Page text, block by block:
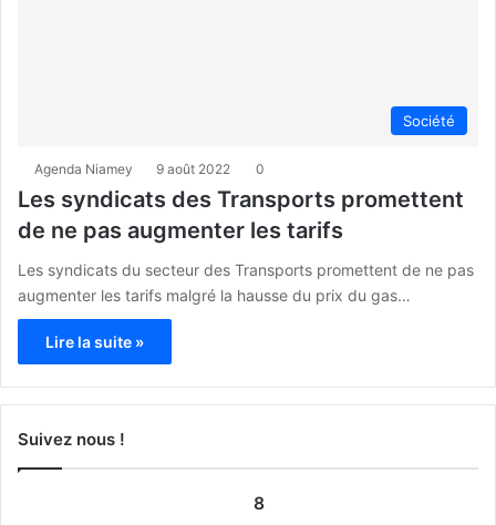
Société
Agenda Niamey 9 août 2022 0
Les syndicats des Transports promettent
de ne pas augmenter les tarifs
Les syndicats du secteur des Transports promettent de ne pas
augmenter les tarifs malgré la hausse du prix du gas…
Lire la suite »
Suivez nous !
8